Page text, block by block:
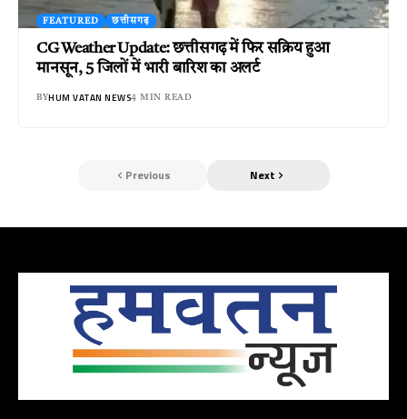
FEATURED छत्तीसगढ़
CG Weather Update: छत्तीसगढ़ में फिर सक्रिय हुआ
मानसून, 5 जिलों में भारी बारिश का अलर्ट
BYHUM VATAN NEWS4 MIN READ
Previous Next